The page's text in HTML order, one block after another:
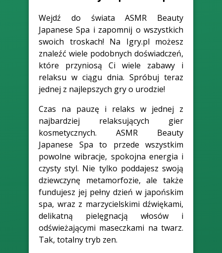
Wejdź do świata ASMR Beauty
Japanese Spa i zapomnij o wszystkich
swoich troskach! Na Igry.pl możesz
znaleźć wiele podobnych doświadczeń,
które przyniosą Ci wiele zabawy i
relaksu w ciągu dnia. Spróbuj teraz
jednej z najlepszych gry o urodzie!
Czas na pauzę i relaks w jednej z
najbardziej relaksujących gier
kosmetycznych. ASMR Beauty
Japanese Spa to przede wszystkim
powolne wibracje, spokojna energia i
czysty styl. Nie tylko poddajesz swoją
dziewczynę metamorfozie, ale także
fundujesz jej pełny dzień w japońskim
spa, wraz z marzycielskimi dźwiękami,
delikatną pielęgnacją włosów i
odświeżającymi maseczkami na twarz.
Tak, totalny tryb zen.